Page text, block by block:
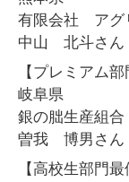
有限会社 アグ
中山 北斗さん
【プレミアム
岐阜県
銀の朏生産組合
曽我 博男さん
【高校生部門最